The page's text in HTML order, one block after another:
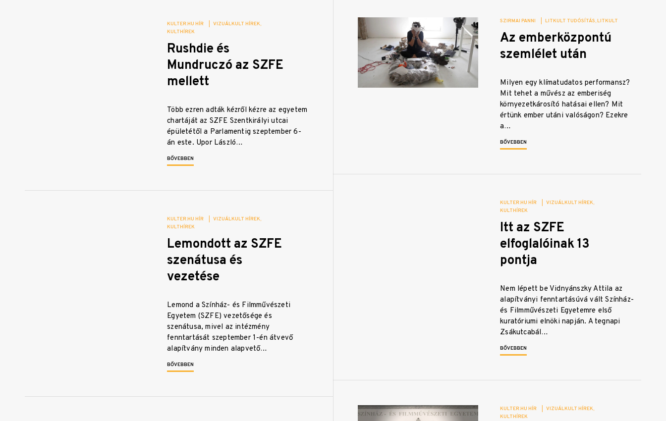
SZIRMAI PANNI LITKULT TUDÓSÍTÁS LITKULT
Az emberközpontú
szemlélet után
Milyen egy klímatudatos performansz?
Mit tehet a művész az emberiség
környezetkárosító hatásai ellen? Mit
értünk ember utáni valóságon? Ezekre
a…
BŐVEBBEN
KULTER.HU HÍR
VIZUÁLKULT HÍREK
KULTHÍREK
Rushdie és
Mundruczó az SZFE
mellett
Több ezren adták kézről kézre az egyetem
chartáját az SZFE Szentkirályi utcai
épületétől a Parlamentig szeptember 6-
án este. Upor László…
BŐVEBBEN
KULTER.HU HÍR
VIZUÁLKULT HÍREK
KULTHÍREK
Itt az SZFE
elfoglalóinak 13
pontja
Nem lépett be Vidnyánszky Attila az
alapítványi fenntartásúvá vált Színház-
és Filmművészeti Egyetemre első
kuratóriumi elnöki napján. A tegnapi
Zsákutcabál…
BŐVEBBEN
KULTER.HU HÍR
VIZUÁLKULT HÍREK
KULTHÍREK
Lemondott az SZFE
szenátusa és
vezetése
Lemond a Színház- és Filmművészeti
Egyetem (SZFE) vezetősége és
szenátusa, mivel az intézmény
fenntartását szeptember 1-én átvevő
alapítvány minden alapvető…
BŐVEBBEN
KULTER.HU HÍR
VIZUÁLKULT HÍREK
KULTHÍREK